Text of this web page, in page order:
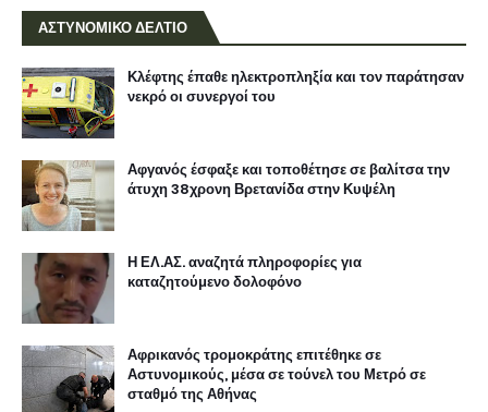
ΑΣΤΥΝΟΜΙΚΟ ΔΕΛΤΙΟ
Κλέφτης έπαθε ηλεκτροπληξία και τον παράτησαν
νεκρό οι συνεργοί του
Αφγανός έσφαξε και τοποθέτησε σε βαλίτσα την
άτυχη 38χρονη Βρετανίδα στην Κυψέλη
Η ΕΛ.ΑΣ. αναζητά πληροφορίες για
καταζητούμενο δολοφόνο
Αφρικανός τρομοκράτης επιτέθηκε σε
Αστυνομικούς, μέσα σε τούνελ του Μετρό σε
σταθμό της Αθήνας